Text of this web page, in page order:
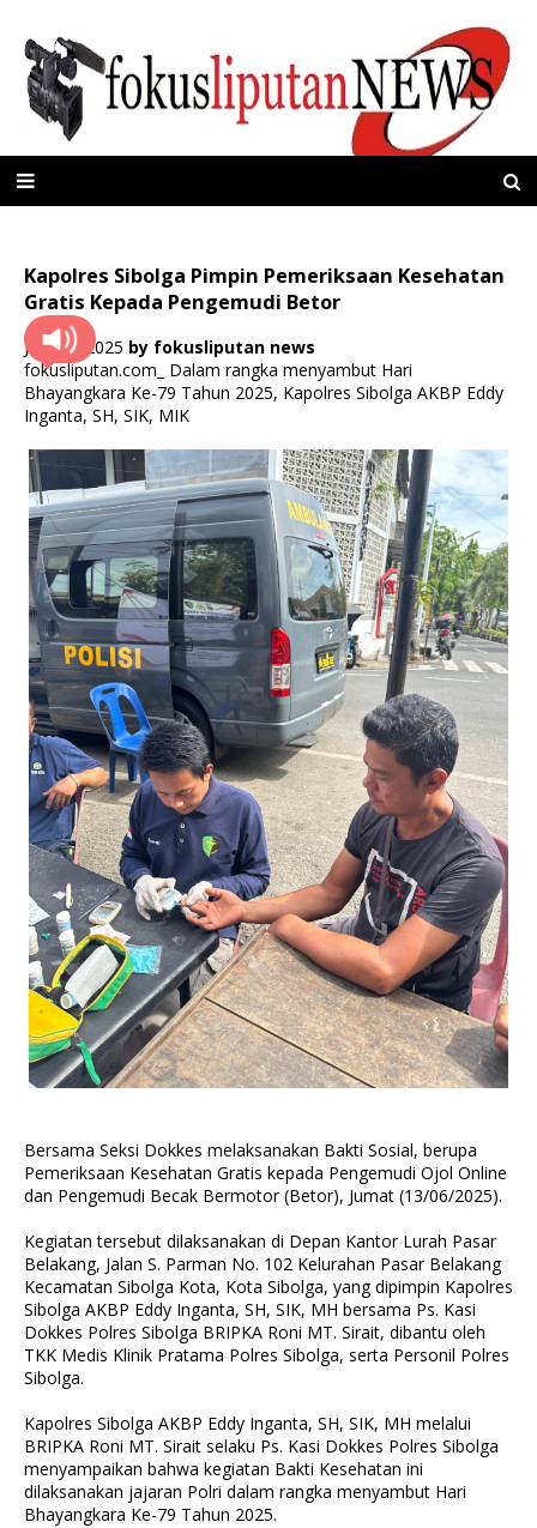
Kapolres Sibolga Pimpin Pemeriksaan Kesehatan
Gratis Kepada Pengemudi Betor
Juni 15, 2025 by fokusliputan news
fokusliputan.com_ Dalam rangka menyambut Hari
Bhayangkara Ke-79 Tahun 2025, Kapolres Sibolga AKBP Eddy
Inganta, SH, SIK, MIK
Bersama Seksi Dokkes melaksanakan Bakti Sosial, berupa
Pemeriksaan Kesehatan Gratis kepada Pengemudi Ojol Online
dan Pengemudi Becak Bermotor (Betor), Jumat (13/06/2025).
Kegiatan tersebut dilaksanakan di Depan Kantor Lurah Pasar
Belakang, Jalan S. Parman No. 102 Kelurahan Pasar Belakang
Kecamatan Sibolga Kota, Kota Sibolga, yang dipimpin Kapolres
Sibolga AKBP Eddy Inganta, SH, SIK, MH bersama Ps. Kasi
Dokkes Polres Sibolga BRIPKA Roni MT. Sirait, dibantu oleh
TKK Medis Klinik Pratama Polres Sibolga, serta Personil Polres
Sibolga.
Kapolres Sibolga AKBP Eddy Inganta, SH, SIK, MH melalui
BRIPKA Roni MT. Sirait selaku Ps. Kasi Dokkes Polres Sibolga
menyampaikan bahwa kegiatan Bakti Kesehatan ini
dilaksanakan jajaran Polri dalam rangka menyambut Hari
Bhayangkara Ke-79 Tahun 2025.